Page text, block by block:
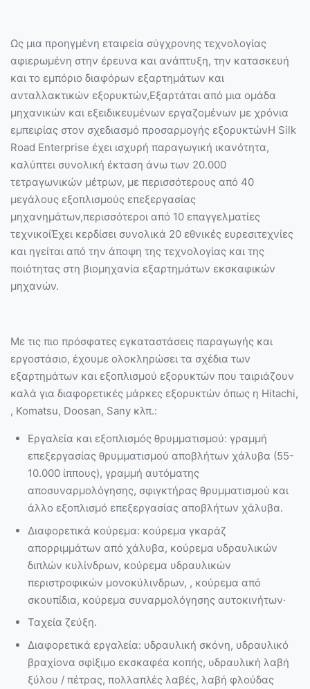
Ως μια προηγμένη εταιρεία σύγχρονης τεχνολογίας
αφιερωμένη στην έρευνα και ανάπτυξη, την κατασκευή
και το εμπόριο διαφόρων εξαρτημάτων και
ανταλλακτικών εξορυκτών,Εξαρτάται από μια ομάδα
μηχανικών και εξειδικευμένων εργαζομένων με χρόνια
εμπειρίας στον σχεδιασμό προσαρμογής εξορυκτώνΗ Silk
Road Enterprise έχει ισχυρή παραγωγική ικανότητα,
καλύπτει συνολική έκταση άνω των 20.000
τετραγωνικών μέτρων, με περισσότερους από 40
μεγάλους εξοπλισμούς επεξεργασίας
μηχανημάτων,περισσότεροι από 10 επαγγελματίες
τεχνικοίΈχει κερδίσει συνολικά 20 εθνικές ευρεσιτεχνίες
και ηγείται από την άποψη της τεχνολογίας και της
ποιότητας στη βιομηχανία εξαρτημάτων εκσκαφικών
μηχανών.
Με τις πιο πρόσφατες εγκαταστάσεις παραγωγής και
εργοστάσιο, έχουμε ολοκληρώσει τα σχέδια των
εξαρτημάτων και εξοπλισμού εξορυκτών που ταιριάζουν
καλά για διαφορετικές μάρκες εξορυκτών όπως η Hitachi,
, Komatsu, Doosan, Sany κλπ.:
Εργαλεία και εξοπλισμός θρυμματισμού: γραμμή
επεξεργασίας θρυμματισμού αποβλήτων χάλυβα (55-
10.000 ίππους), γραμμή αυτόματης
αποσυναρμολόγησης, σφιγκτήρας θρυμματισμού και
άλλο εξοπλισμό επεξεργασίας αποβλήτων χάλυβα.
Διαφορετικά κούρεμα: κούρεμα γκαράζ
απορριμμάτων από χάλυβα, κούρεμα υδραυλικών
διπλών κυλίνδρων, κούρεμα υδραυλικών
περιστροφικών μονοκύλινδρων, , κούρεμα από
σκουπίδια, κούρεμα συναρμολόγησης αυτοκινήτων·
Ταχεία ζεύξη.
Διαφορετικά εργαλεία: υδραυλική σκόνη, υδραυλικό
βραχίονα σφίξιμο εκσκαφέα κοπής, υδραυλική λαβή
ξύλου / πέτρας, πολλαπλές λαβές, λαβή φλούδας